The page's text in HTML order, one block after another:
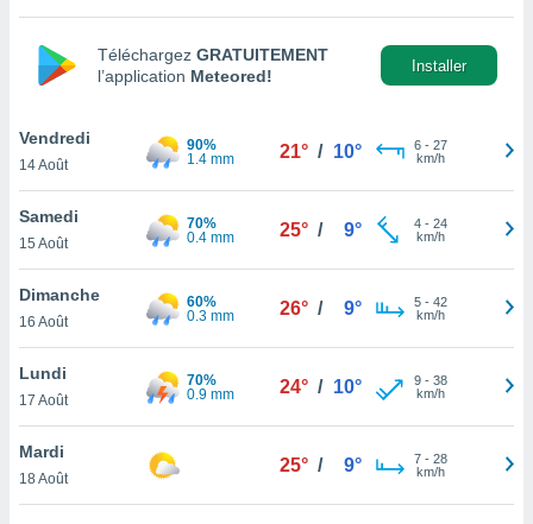
ainsi
un
la
du
votre
à
en
le
Téléchargez GRATUITEMENT
l’application Meteored!
Installer
Vendredi
14 Août
90%
1.4 mm
21° / 10° 6- 27
km/h
Samedi
15 Août
70%
0.4 mm
25° / 9° 4- 24
km/h
Dimanche
16 Août
60%
0.3 mm
26° / 9° 5- 42
km/h
Lundi
17 Août
70%
0.9 mm
24° / 10° 9- 38
km/h
Mardi
18 Août
25° / 9° 7- 28
km/h